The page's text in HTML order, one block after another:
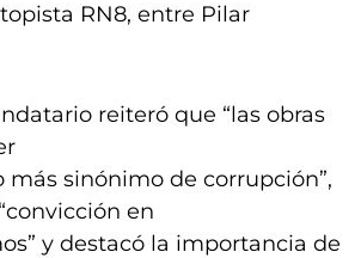
RN8, entre Pilar
reiteró que “las obras
más sinónimo de corrupción”,
en
y destacó la importancia de